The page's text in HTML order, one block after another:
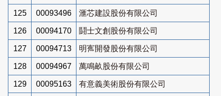
125 00093496 滙芯建設股份有限公司
126 00094170 鬪士文創股份有限公司
127 00094713 明寯開發股份有限公司
128 00094967 萬鳴畝股份有限公司
129 00095163 有意義美術股份有限公司